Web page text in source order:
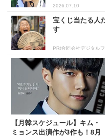
2026.07.10
宝くじ当たる人
す
PR(合同会社デジタル
【月韓スケジュール】キム・
ミョンス出演作が3作も！8月